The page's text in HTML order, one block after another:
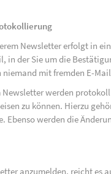
Newsletter erfolgt in
in der Sie um die
mit fremden E-
Newsletter werden
zu können. Hierzu
Ebenso werden die
anzumelden, reicht es